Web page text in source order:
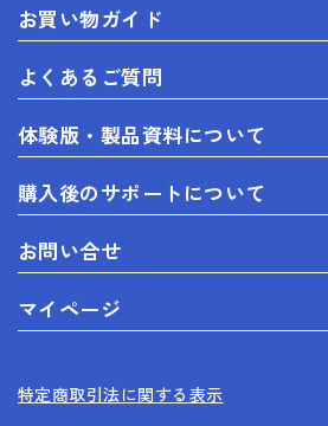
お買い物ガイド
よくあるご質問
体験版・製品資料について
購入後のサポートについて
お問い合せ
マイページ
特定商取引法に関する表示